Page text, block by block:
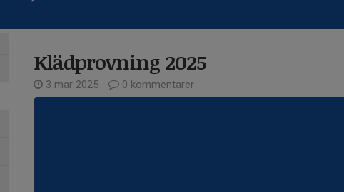
Klädprovning 2025
3 mar 2025 0 kommentarer